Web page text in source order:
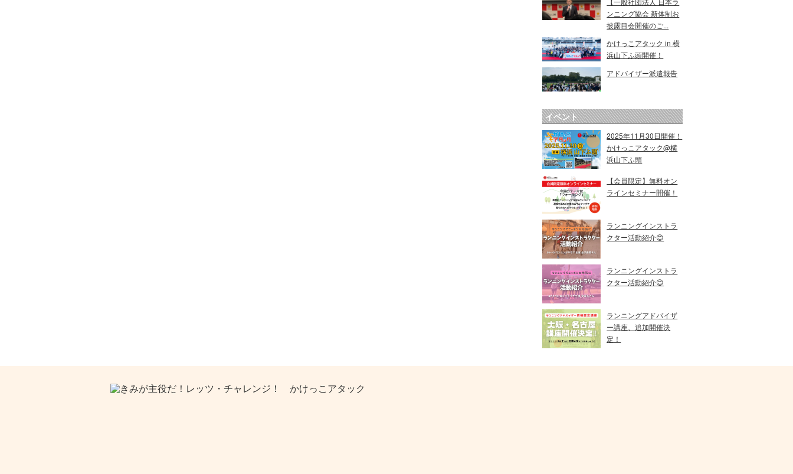
ンニング協会 新体制お
披露目会開催のご...
かけっこアタック in 横
浜山下ふ頭開催！
アドバイザー派遣報告
イベント
2025年11月30日開催！
かけっこアタック@横
浜山下ふ頭
【会員限定】無料オン
ラインセミナー開催！
ランニングインストラ
クター活動紹介😊
ランニングインストラ
クター活動紹介😊
ランニングアドバイザ
ー講座、追加開催決
定！